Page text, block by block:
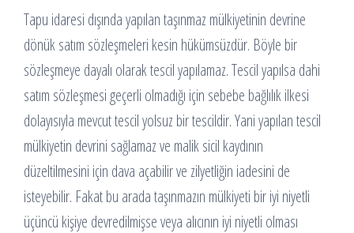
Tapu idaresi dışında yapılan taşınmaz mülkiyetinin devrine
dönük satım sözleşmeleri kesin hükümsüzdür. Böyle bir
sözleşmeye dayalı olarak tescil yapılamaz. Tescil yapılsa dahi
satım sözleşmesi geçerli olmadığı için sebebe bağlılık ilkesi
dolayısıyla mevcut tescil yolsuz bir tescildir. Yani yapılan tescil
mülkiyetin devrini sağlamaz ve malik sicil kaydının
düzeltilmesini için dava açabilir ve zilyetliğin iadesini de
isteyebilir. Fakat bu arada taşınmazın mülkiyeti bir iyi niyetli
üçüncü kişiye devredilmişse veya alıcının iyi niyetli olması